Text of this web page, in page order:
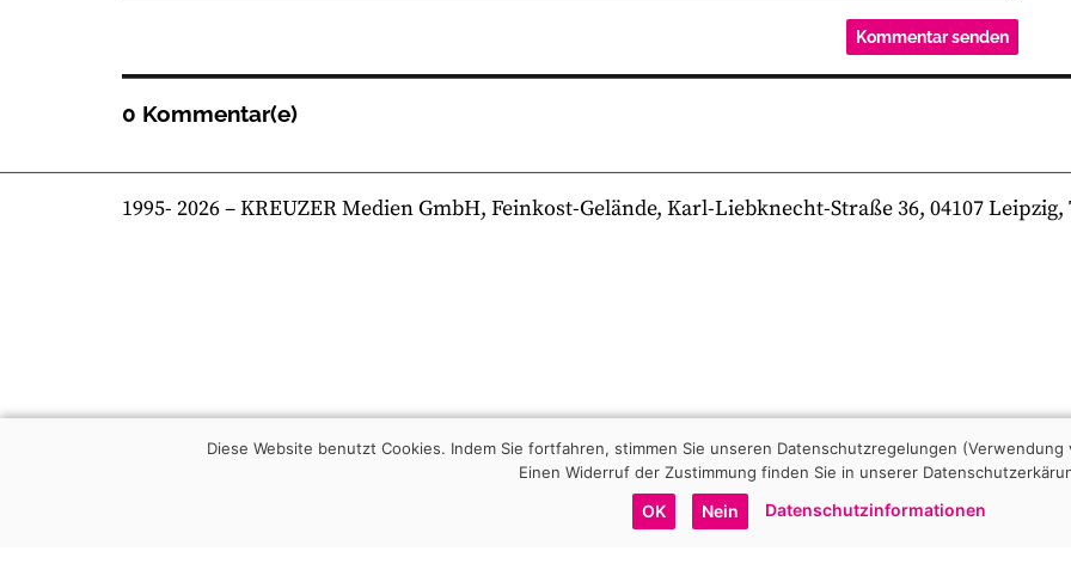
0 Kommentar(e)
1995- 2026– KREUZER Medien GmbH, Feinkost-Gelände, Karl-Liebknecht-Straße 36, 04107
Diese Website benutzt Cookies. Indem Sie fortfahren, stimmen Sie unseren Datenschutzregelungen
Einen Widerruf der Zustimmung finden Sie in unserer
OK Nein Datenschutzinformationen